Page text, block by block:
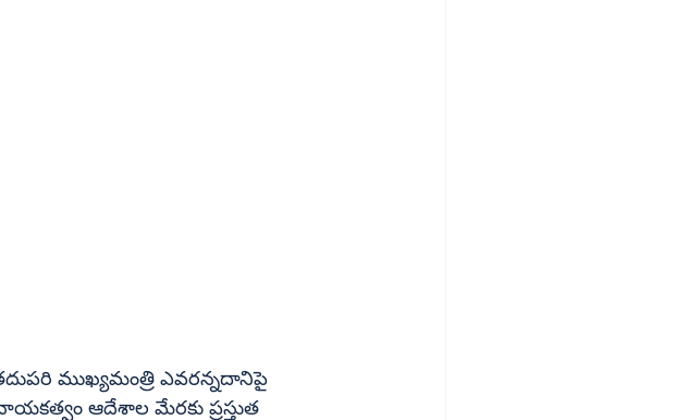
ముఖ్యమంత్రి ఎవరన్నదానిపై
ఆదేశాల మేరకు ప్రస్తుత